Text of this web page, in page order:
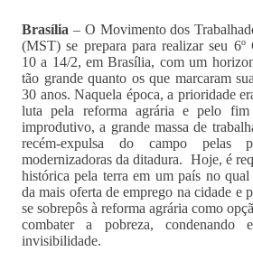
Brasília – O Movimento dos
(MST) se prepara para realizar seu 6º
10 a 14/2, em Brasília, com um
tão grande quanto os que marcaram
30 anos. Naquela época, a prioridade
luta pela reforma agrária e pelo
improdutivo, a grande massa de
recém-expulsa do campo pelas
modernizadoras da ditadura. Hoje, é
histórica pela terra em um país no qual
da mais oferta de emprego na cidade e
se sobrepôs à reforma agrária como
combater a pobreza, condenando
invisibilidade.